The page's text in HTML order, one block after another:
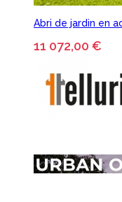
Abri de jardin en
11 072,00 €